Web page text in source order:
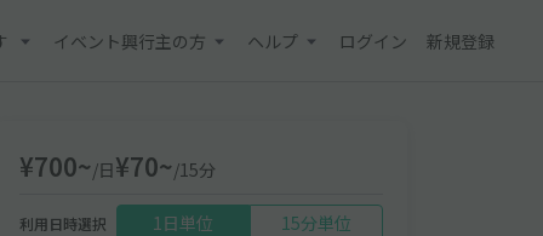
イベント興行主の方 ヘルプ ログイン 新規登録
¥700~/日¥70~/15分
利用日時選択 1日単位
15分単位